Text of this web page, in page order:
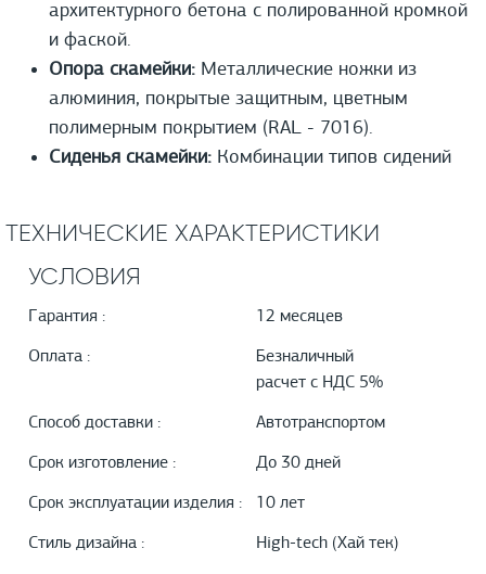
архитектурного бетона с полированной кромкой
и фаской.
Опора скамейки: Металлические ножки из
алюминия, покрытые защитным, цветным
полимерным покрытием (RAL - 7016).
Сиденья скамейки: Комбинации типов сидений
ТЕХНИЧЕСКИЕ ХАРАКТЕРИСТИКИ
УСЛОВИЯ
Гарантия : 12 месяцев
Оплата :
Безналичный
расчет с НДС 5%
Способ доставки : Автотранспортом
Срок изготовление : До 30 дней
Срок эксплуатации изделия : 10 лет
Стиль дизайна : High-tech (Хай тек)